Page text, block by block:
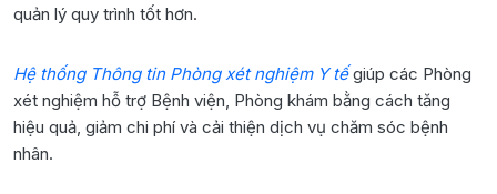
quản lý quy trình tốt hơn.
Hệ thống Thông tin Phòng xét nghiệm Y tếgiúp các Phòng
xét nghiệm hỗ trợ Bệnh viện, Phòng khám bằng cách tăng
hiệu quả, giảm chi phí và cải thiện dịch vụ chăm sóc bệnh
nhân.